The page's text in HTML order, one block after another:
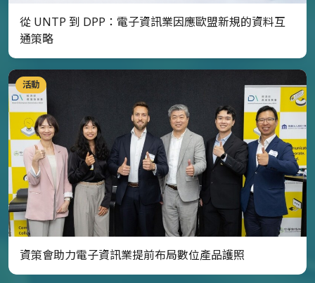
從 UNTP 到 DPP：電子資訊業因應歐盟新規的資料互
通策略
活動
資策會助力電子資訊業提前布局數位產品護照